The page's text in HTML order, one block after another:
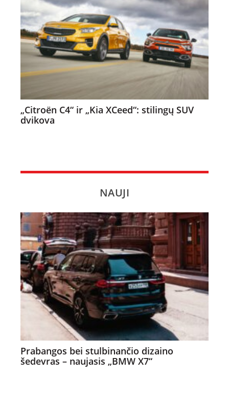
„Citroën C4“ ir „Kia XCeed“: stilingų SUV
dvikova
NAUJI
Prabangos bei stulbinančio dizaino
šedevras – naujasis „BMW X7“